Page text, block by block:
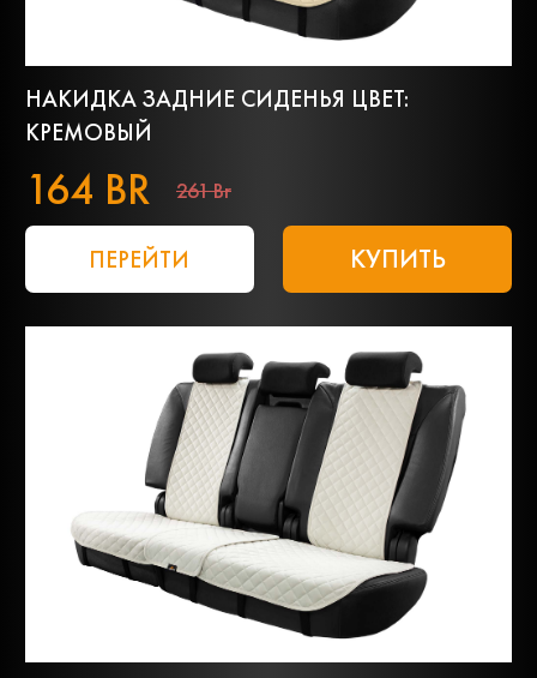
НАКИДКА ЗАДНИЕ СИДЕНЬЯ ЦВЕТ:
КРЕМОВЫЙ
164 BR 261 Br
ПЕРЕЙТИ КУПИТЬ